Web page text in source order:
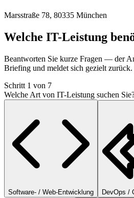
Marsstraße 78, 80335 München
Welche IT-Leistung
Beantworten Sie kurze Fragen — der
Briefing und meldet sich gezielt zurück.
Schritt 1 von 7
Welche Art von IT-Leistung suchen
Software- / Web-Entwicklung DevOps /